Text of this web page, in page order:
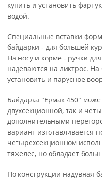
купить и установить
водой.
Специальные вставки
байдарки - для большей
На носу и корме - ручки
надеваются на ликтрос.
установить и парусное
Байдарка "Ермак 450"
двухсекционной, так и
дополнительными
вариант изготавливается
четырехсекционном
тяжелее, но обладает
По конструкции надувная